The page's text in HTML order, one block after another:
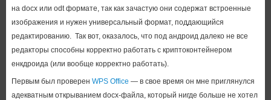
на docx или odt формате, так как зачастую они содержат встроенные
изображения и нужен универсальный формат, поддающийся
редактированию. Так вот, оказалось, что под андроид далеко не все
редакторы способны корректно работать с криптоконтейнером
енкдроида (или вообще корректно работать).
Первым был проверен WPS Office — в свое время он мне приглянулся
адекватным открыванием docx-файла, который нигде больше не хотел